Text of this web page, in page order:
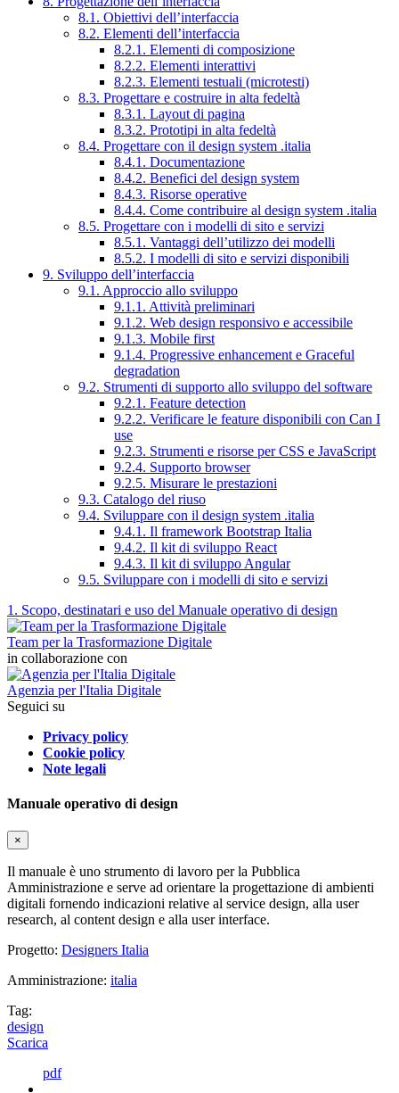
8.1. Obiettivi dell’interfaccia
8.2. Elementi dell’interfaccia
8.2.1. Elementi di composizione
8.2.2. Elementi interattivi
8.2.3. Elementi testuali (microtesti)
8.3. Progettare e costruire in alta fedeltà
8.3.1. Layout di pagina
8.3.2. Prototipi in alta fedeltà
8.4. Progettare con il design system .italia
8.4.1. Documentazione
8.4.2. Benefici del design system
8.4.3. Risorse operative
8.4.4. Come contribuire al design system .italia
8.5. Progettare con i modelli di sito e servizi
8.5.1. Vantaggi dell’utilizzo dei modelli
8.5.2. I modelli di sito e servizi disponibili
9. Sviluppo dell’interfaccia
9.1. Approccio allo sviluppo
9.1.1. Attività preliminari
9.1.2. Web design responsivo e accessibile
9.1.3. Mobile first
9.1.4. Progressive enhancement e Graceful
degradation
9.2. Strumenti di supporto allo sviluppo del software
9.2.1. Feature detection
9.2.2. Verificare le feature disponibili con Can I
use
9.2.3. Strumenti e risorse per CSS e JavaScript
9.2.4. Supporto browser
9.2.5. Misurare le prestazioni
9.3. Catalogo del riuso
9.4. Sviluppare con il design system .italia
9.4.1. Il framework Bootstrap Italia
9.4.2. Il kit di sviluppo React
9.4.3. Il kit di sviluppo Angular
9.5. Sviluppare con i modelli di sito e servizi
1. Scopo, destinatari e uso del Manuale operativo di design
Team per la Trasformazione Digitale
in collaborazione con
Agenzia per l'Italia Digitale
Seguici su
Privacy policy
Cookie policy
Note legali
Manuale operativo di design
×
Il manuale è uno strumento di lavoro per la Pubblica
Amministrazione e serve ad orientare la progettazione di ambienti
digitali fornendo indicazioni relative al service design, alla user
research, al content design e alla user interface.
Progetto: Designers Italia
Amministrazione: italia
Tag:
design
Scarica
pdf